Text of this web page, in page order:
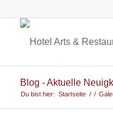
Blog - Aktuelle
Du bist hier: Startseite / /